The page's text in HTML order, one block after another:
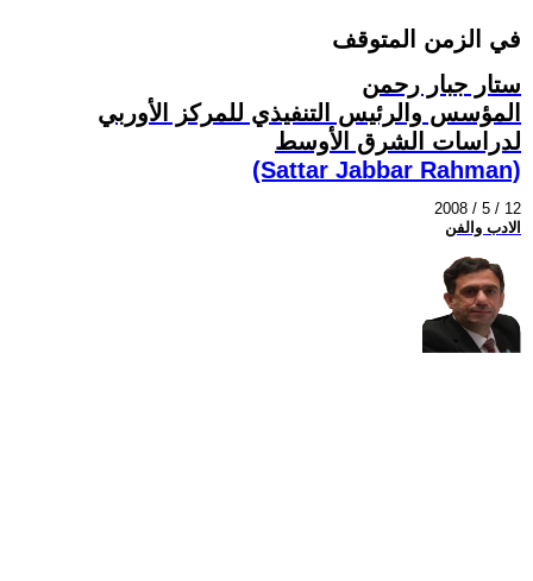
في الزمن المتوقف
ستار جبار رحمن
المؤسس والرئيس التنفيذي للمركز الأوربي
لدراسات الشرق الأوسط
(Sattar Jabbar Rahman)
2008 / 5 / 12
الادب والفن